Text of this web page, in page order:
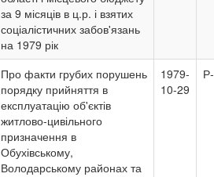
за 9 місяців в ц.р. і взятих
соціалістичних забов'язань
на 1979 рік
Про факти грубих порушень
порядку прийняття в
експлуатацію об'єктів
житлово-цивільного
призначення в
Обухівському,
Володарському районах та
1979-
10-29